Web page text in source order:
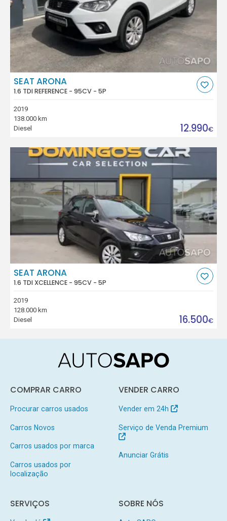
SEAT ARONA
1.6 TDI REFERENCE - 95CV - 5P
2019
138.000 km
Diesel
12.990€
SEAT ARONA
1.6 TDI XCELLENCE - 95CV - 5P
2019
128.000 km
Diesel
16.500€
COMPRAR CARRO
Procurar carros usados
Carros Novos
Carros usados por marca
Carros usados por
localização
VENDER CARRO
Vender em 24h
Serviço de Venda Premium
Anunciar Grátis
SERVIÇOS SOBRE NÓS